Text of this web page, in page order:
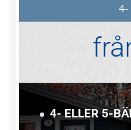
4- ELLER 5-